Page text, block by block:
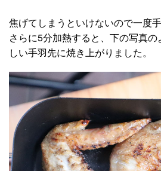
焦げてしまうといけないので一度
さらに5分加熱すると、下の写真
しい手羽先に焼き上がりました。